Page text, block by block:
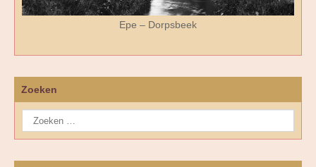
Epe – Dorpsbeek
Zoeken